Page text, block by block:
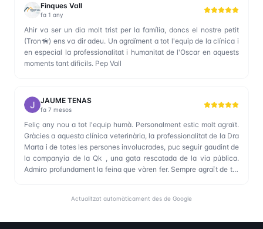
Finques Vall
fa 1 any
Ahir va ser un dia molt trist per la família, doncs el nostre petit
(Tron🦮) ens va dir adeu. Un agraïment a tot l'equip de la clínica i
en especial la professionalitat i humanitat de l'Oscar en aquests
moments tant dificils. Pep Vall
JAUME TENAS
fa 7 mesos
Feliç any nou a tot l'equip humà. Personalment estic molt agraït.
Gràcies a aquesta clínica veterinària, la professionalitat de la Dra
Marta i de totes les persones involucrades, puc seguir gaudint de
la companyia de la Qk , una gata rescatada de la via pública.
Admiro profundament la feina que vàren fer. Sempre agraït de tot
Actualitzat automàticament des de Google